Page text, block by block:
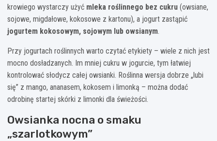
krowiego wystarczy użyć mleka roślinnego bez cukru (owsiane,
sojowe, migdałowe, kokosowe z kartonu), a jogurt zastąpić
jogurtem kokosowym, sojowym lub owsianym.
Przy jogurtach roślinnych warto czytać etykiety – wiele z nich jest
mocno dosładzanych. Im mniej cukru w jogurcie, tym łatwiej
kontrolować słodycz całej owsianki. Roślinna wersja dobrze „lubi
się” z mango, ananasem, kokosem i limonką – można dodać
odrobinę startej skórki z limonki dla świeżości.
Owsianka nocna o smaku
„szarlotkowym”